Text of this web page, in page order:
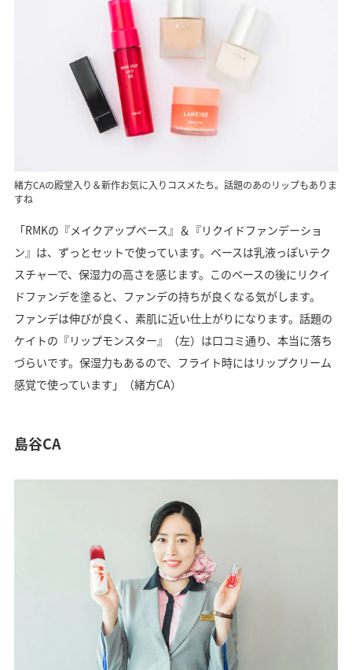
緒方CAの殿堂入り＆新作お気に入りコスメたち。話題のあのリップもありま
すね
「RMKの『メイクアップベース』＆『リクイドファンデーショ
ン』は、ずっとセットで使っています。ベースは乳液っぽいテク
スチャーで、保湿力の高さを感じます。このベースの後にリクイ
ドファンデを塗ると、ファンデの持ちが良くなる気がします。
ファンデは伸びが良く、素肌に近い仕上がりになります。話題の
ケイトの『リップモンスター』（左）は口コミ通り、本当に落ち
づらいです。保湿力もあるので、フライト時にはリップクリーム
感覚で使っています」（緒方CA）
島谷CA